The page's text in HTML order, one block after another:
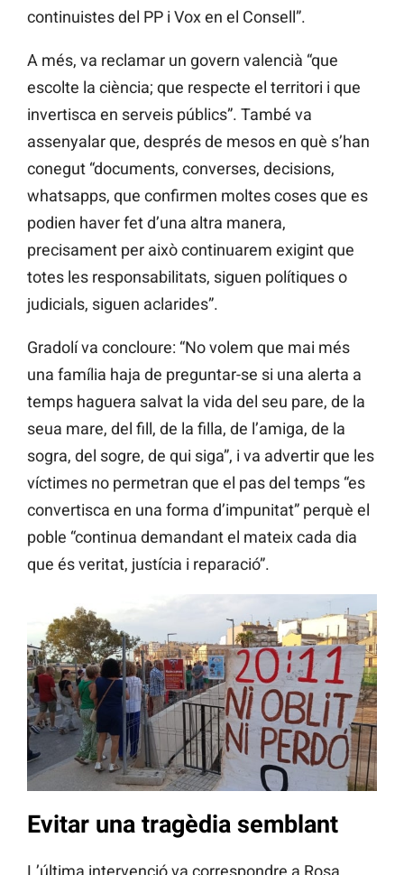
continuistes del PP i Vox en el Consell”.
A més, va reclamar un govern valencià “que
escolte la ciència; que respecte el territori i que
invertisca en serveis públics”. També va
assenyalar que, després de mesos en què s’han
conegut “documents, converses, decisions,
whatsapps, que confirmen moltes coses que es
podien haver fet d’una altra manera,
precisament per això continuarem exigint que
totes les responsabilitats, siguen polítiques o
judicials, siguen aclarides”.
Gradolí va concloure: “No volem que mai més
una família haja de preguntar-se si una alerta a
temps haguera salvat la vida del seu pare, de la
seua mare, del fill, de la filla, de l’amiga, de la
sogra, del sogre, de qui siga”, i va advertir que les
víctimes no permetran que el pas del temps “es
convertisca en una forma d’impunitat” perquè el
poble “continua demandant el mateix cada dia
que és veritat, justícia i reparació”.
Evitar una tragèdia semblant